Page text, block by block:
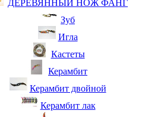
ДЕРЕВЯННЫЙ НОЖ ФАНГ
Зуб
Игла
Кастеты
Керамбит
Керамбит двойной
Керамбит лак